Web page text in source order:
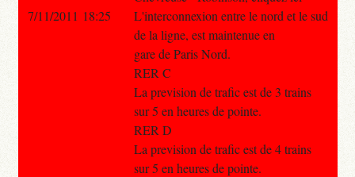
L'interconnexion entre le nord et le sud
de la ligne, est maintenue en
gare de Paris Nord.
RER C
La prevision de trafic est de 3 trains
sur 5 en heures de pointe.
RER D
La prevision de trafic est de 4 trains
sur 5 en heures de pointe.
7/11/2011 18:25